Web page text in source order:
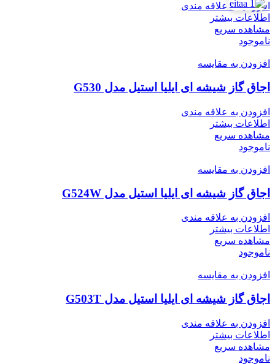
افزودن به علاقه مندی
اطلاعات بیشتر
مشاهده سریع
ناموجود
افزودن به مقایسه
اجاق گاز شیشه ای ایلیا استیل مدل G530
افزودن به علاقه مندی
اطلاعات بیشتر
مشاهده سریع
ناموجود
افزودن به مقایسه
اجاق گاز شیشه ای ایلیا استیل مدل G524W
افزودن به علاقه مندی
اطلاعات بیشتر
مشاهده سریع
ناموجود
افزودن به مقایسه
اجاق گاز شیشه ای ایلیا استیل مدل G503T
افزودن به علاقه مندی
اطلاعات بیشتر
مشاهده سریع
ناموجود